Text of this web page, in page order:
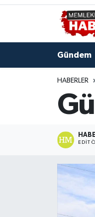
Gündem
HABERLER